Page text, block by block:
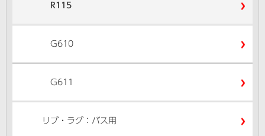
R115
G610
G611
リブ・ラグ：バス用